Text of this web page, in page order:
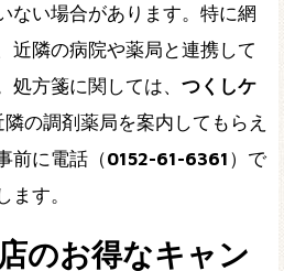
ない場合があります。特に網
近隣の病院や薬局と連携して
処方箋に関しては、 つくしケ
隣の調剤薬局を案内してもらえ
前に電話（0152-61-6361 ）で
す。
のお得なキャン